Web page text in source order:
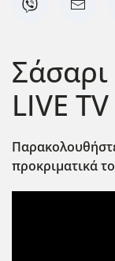
LIVE TV
προκριματικά